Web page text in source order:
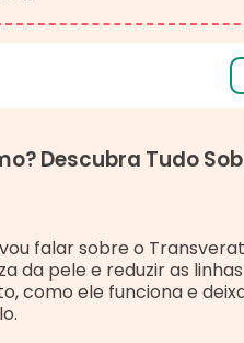
Descubra Tudo
falar sobre o
pele e reduzir as
como ele funciona e